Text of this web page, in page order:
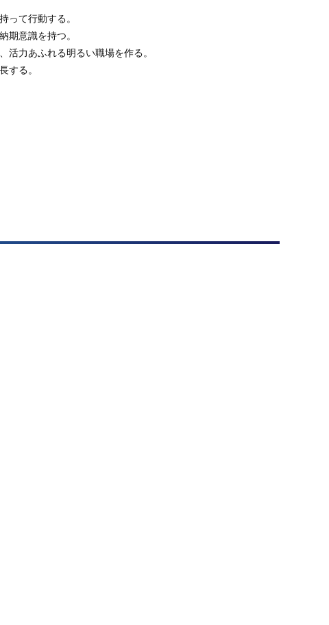
って行動する。
期意識を持つ。
活力あふれる明るい職場を作る。
する。